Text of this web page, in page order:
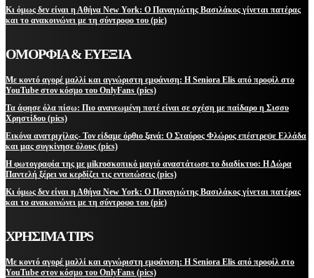
Κι όμως δεν είναι η Αθήνα New York: Ο Παναγιώτης Βασιλάκος γίνεται πατέρας
και το ανακοινώνει με τη σύντροφο του (pic)
ΟΜΟΡΦΙΑ & ΕΥΕΞΙΑ
Με κοντό αγορέ μαλλί και αγνώριστη εμφάνιση: Η Seniora Elis από προφίλ στο
YouTube στον κόσμο του OnlyFans (pics)
Τα άφησε όλα πίσω: Πιο ανανεωμένη ποτέ είναι σε σχέση με παίδαρο η Σισσυ
Χρηστίδου (pics)
Εικόνα ανατριχίλας- Τον είδαμε όρθιο ξανά: Ο Σταύρος Φλώρος επέστρεψε Ελλάδα
και μας συγκίνησε όλους (pics)
Η φωτογραφία της με μikroσκοπικό μαγιό αναστάτωσε το διαδίκτυο: Η Δώρα
Παντελή ξέρει να κερδίζει τις εντυπώσεις (pics)
Κι όμως δεν είναι η Αθήνα New York: Ο Παναγιώτης Βασιλάκος γίνεται πατέρας
και το ανακοινώνει με τη σύντροφο του (pic)
ΧΡΗΣΙΜΑ TIPS
Με κοντό αγορέ μαλλί και αγνώριστη εμφάνιση: Η Seniora Elis από προφίλ στο
YouTube στον κόσμο του OnlyFans (pics)